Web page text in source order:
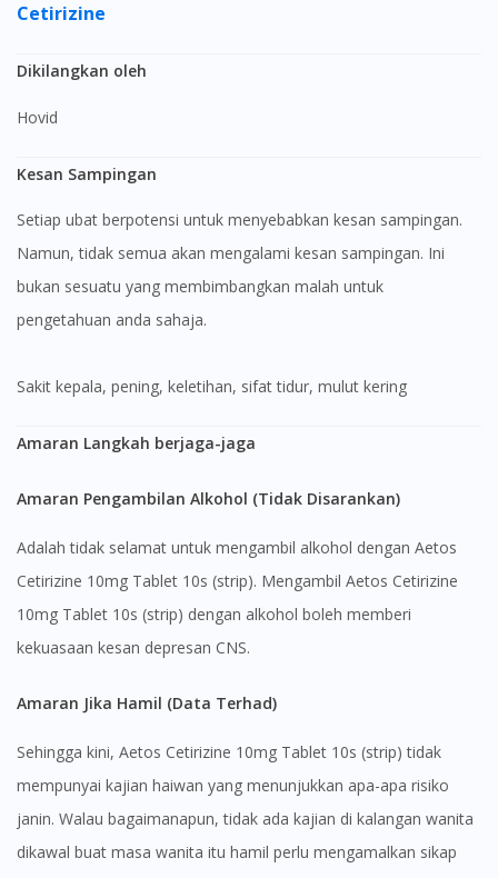
Cetirizine
Dikilangkan oleh
Hovid
Kesan Sampingan
Setiap ubat berpotensi untuk menyebabkan kesan sampingan.
Namun, tidak semua akan mengalami kesan sampingan. Ini
bukan sesuatu yang membimbangkan malah untuk
pengetahuan anda sahaja.
Sakit kepala, pening, keletihan, sifat tidur, mulut kering
Amaran Langkah berjaga-jaga
Amaran Pengambilan Alkohol (Tidak Disarankan)
Adalah tidak selamat untuk mengambil alkohol dengan Aetos
Cetirizine 10mg Tablet 10s (strip). Mengambil Aetos Cetirizine
10mg Tablet 10s (strip) dengan alkohol boleh memberi
kekuasaan kesan depresan CNS.
Amaran Jika Hamil (Data Terhad)
Sehingga kini, Aetos Cetirizine 10mg Tablet 10s (strip) tidak
mempunyai kajian haiwan yang menunjukkan apa-apa risiko
janin. Walau bagaimanapun, tidak ada kajian di kalangan wanita
dikawal buat masa wanita itu hamil perlu mengamalkan sikap